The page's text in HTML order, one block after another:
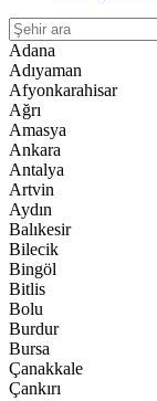
Adana
Adıyaman
Afyonkarahisar
Ağrı
Amasya
Ankara
Antalya
Artvin
Aydın
Balıkesir
Bilecik
Bingöl
Bitlis
Bolu
Burdur
Bursa
Çanakkale
Çankırı